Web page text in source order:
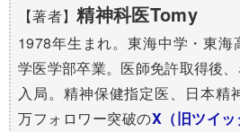
【著者】精神科医Tomy
1978年生まれ。東海中学・東
学医学部卒業。医師免許取得後
入局。精神保健指定医、日本精
万フォロワー突破の​X（旧ツイッ